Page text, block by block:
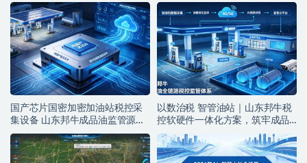
国产芯片国密加密加油站税控采
集设备 山东邦牛成品油监管源头
厂家
以数治税 智管油站｜山东邦牛税
控软硬件一体化方案，筑牢成品
油全链条监管防线